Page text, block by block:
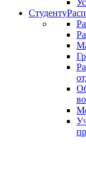
Студенту